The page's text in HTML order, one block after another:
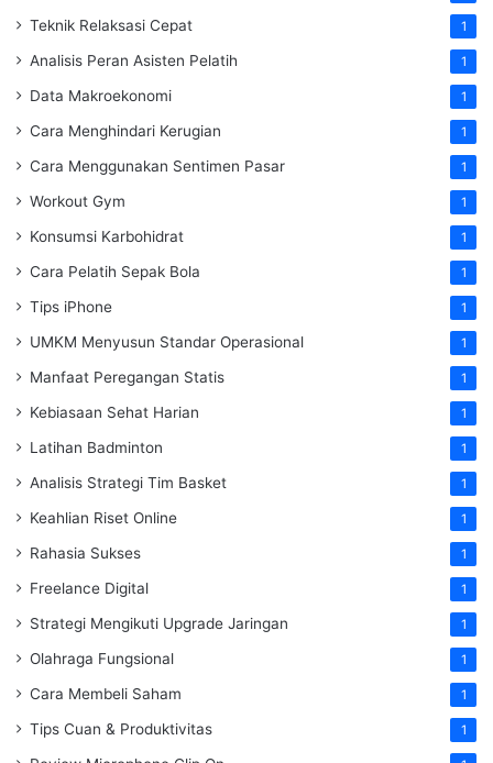
Teknik Relaksasi Cepat 1
Analisis Peran Asisten Pelatih 1
Data Makroekonomi 1
Cara Menghindari Kerugian 1
Cara Menggunakan Sentimen Pasar 1
Workout Gym 1
Konsumsi Karbohidrat 1
Cara Pelatih Sepak Bola 1
Tips iPhone 1
UMKM Menyusun Standar Operasional 1
Manfaat Peregangan Statis 1
Kebiasaan Sehat Harian 1
Latihan Badminton 1
Analisis Strategi Tim Basket 1
Keahlian Riset Online 1
Rahasia Sukses 1
Freelance Digital 1
Strategi Mengikuti Upgrade Jaringan 1
Olahraga Fungsional 1
Cara Membeli Saham 1
Tips Cuan & Produktivitas 1